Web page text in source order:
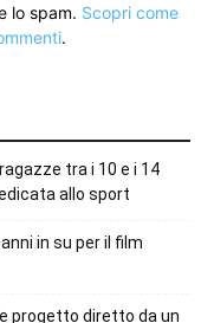
lo spam. Scopri come
.
tra i 10 e i 14
allo sport
in su per il film
progetto diretto da un